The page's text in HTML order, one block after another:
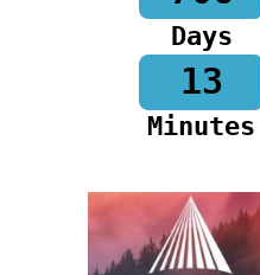
Days
13
Minutes